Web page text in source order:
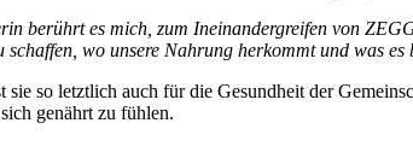
berührt es mich, zum Ineinandergreifen von
wo unsere Nahrung herkommt und was
so letztlich auch für die Gesundheit der
genährt zu fühlen.